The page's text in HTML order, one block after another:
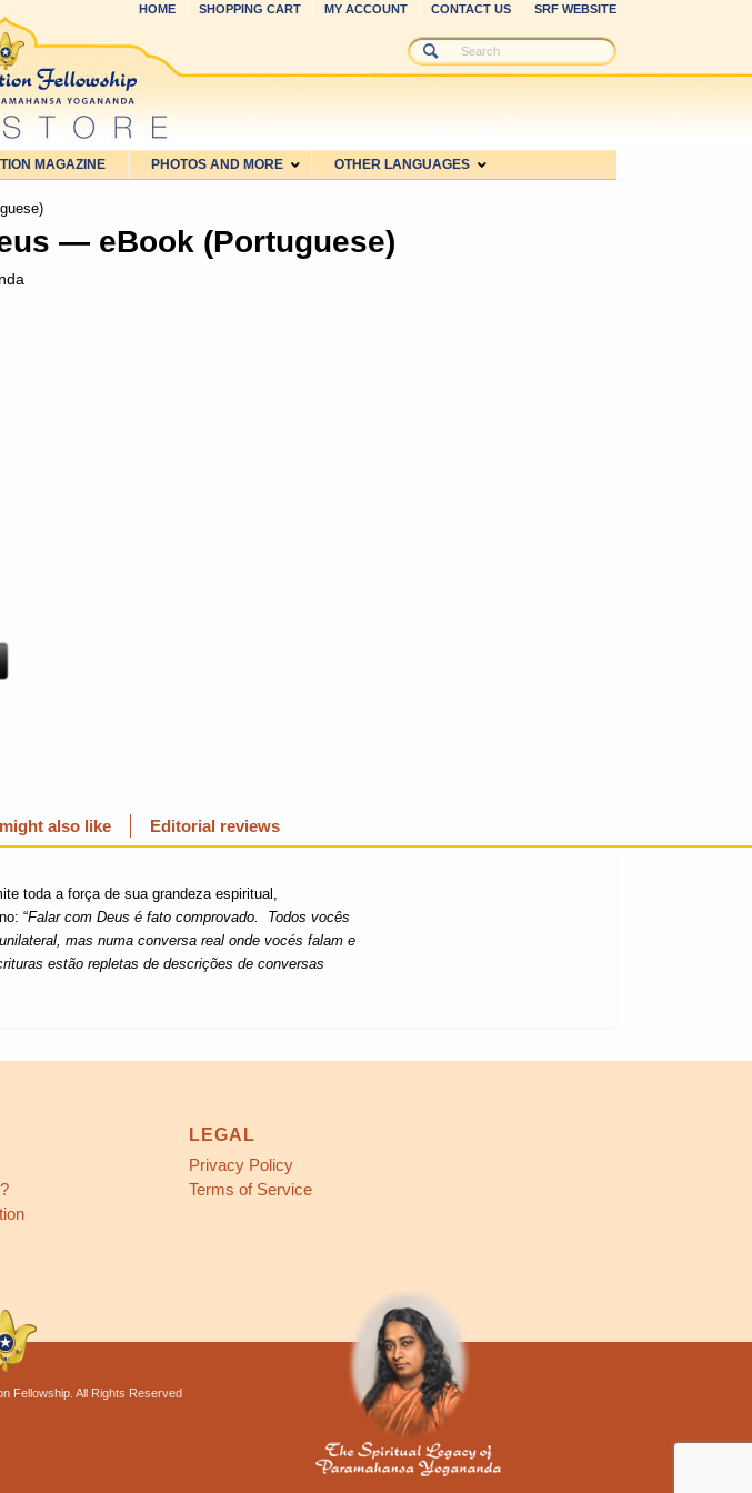
HOME SHOPPING CART MY ACCOUNT CONTACT US SRF WEBSITE
MAGAZINE PHOTOS AND MORE OTHER LANGUAGES
— eBook (Portuguese)
also like Editorial reviews
toda a força de sua grandeza espiritual,
“Falar com Deus é fato comprovado. Todos vocês
mas numa conversa real onde vocés falam e
estão repletas de descrições de conversas
LEGAL
Privacy Policy
Terms of Service
Fellowship. All Rights Reserved